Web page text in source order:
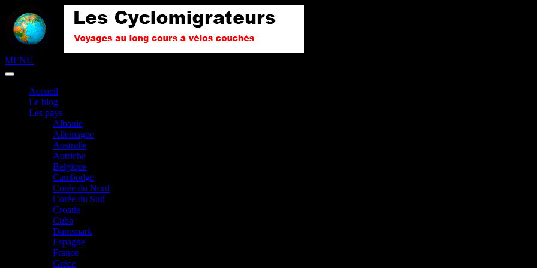
MENU
Accueil
Le blog
Les pays
Albanie
Allemagne
Australie
Autriche
Belgique
Cambodge
Corée du Nord
Corée du Sud
Croatie
Cuba
Danemark
Espagne
France
Grèce